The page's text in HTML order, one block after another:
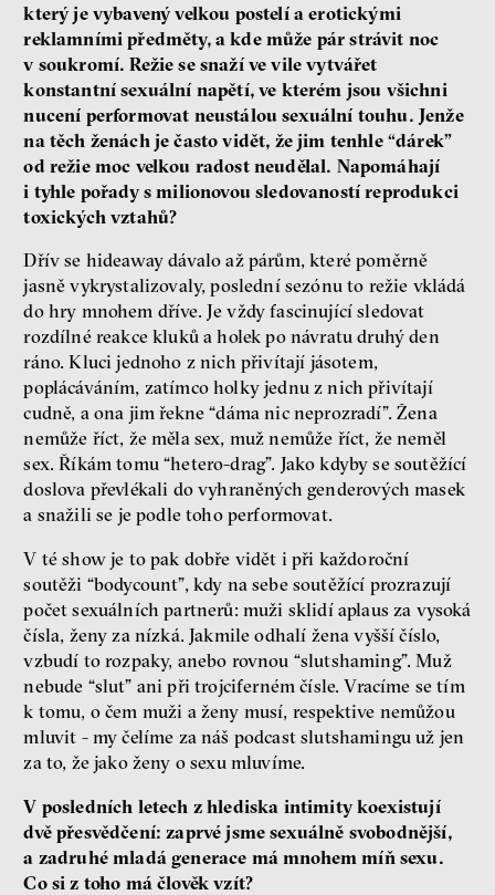
který je vybavený velkou postelí a erotickými
reklamními předměty, a kde může pár strávit noc
v soukromí. Režie se snaží ve vile vytvářet
konstantní sexuální napětí, ve kterém jsou všichni
nucení performovat neustálou sexuální touhu. Jenže
na těch ženách je často vidět, že jim tenhle “dárek”
od režie moc velkou radost neudělal. Napomáhají
i tyhle pořady s milionovou sledovaností reprodukci
toxických vztahů?
Dřív se hideaway dávalo až párům, které poměrně
jasně vykrystalizovaly, poslední sezónu to režie vkládá
do hry mnohem dříve. Je vždy fascinující sledovat
rozdílné reakce kluků a holek po návratu druhý den
ráno. Kluci jednoho z nich přivítají jásotem,
poplácáváním, zatímco holky jednu z nich přivítají
cudně, a ona jim řekne “dáma nic neprozradí”. Žena
nemůže říct, že měla sex, muž nemůže říct, že neměl
sex. Říkám tomu “hetero-drag”. Jako kdyby se soutěžící
doslova převlékali do vyhraněných genderových masek
a snažili se je podle toho performovat.
V té show je to pak dobře vidět i při každoroční
soutěži “bodycount”, kdy na sebe soutěžící prozrazují
počet sexuálních partnerů: muži sklidí aplaus za vysoká
čísla, ženy za nízká. Jakmile odhalí žena vyšší číslo,
vzbudí to rozpaky, anebo rovnou “slutshaming”. Muž
nebude “slut” ani při trojciferném čísle. Vracíme se tím
k tomu, o čem muži a ženy musí, respektive nemůžou
mluvit - my čelíme za náš podcast slutshamingu už jen
za to, že jako ženy o sexu mluvíme.
V posledních letech z hlediska intimity koexistují
dvě přesvědčení: zaprvé jsme sexuálně svobodnější,
a zadruhé mladá generace má mnohem míň sexu.
Co si z toho má člověk vzít?